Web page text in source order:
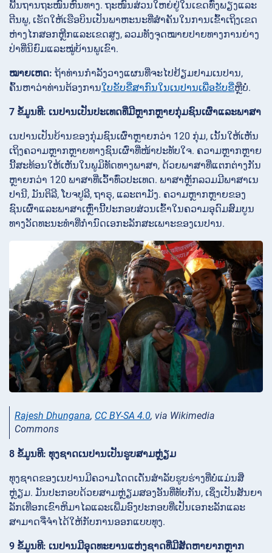
ພື້ນຖານຖະໜົນຫົນທາງ. ຖະໜົນສ່ວນໃຫຍ່ຢູ່ໃນເຂດທົ່ງພຽງແລະ
ຕີນພູ, ເຮັດໃຫ້ເຮືອບິນເປັນພາຫະນະທີ່ສໍາຄັນໃນການເຂົ້າເຖິງເຂດ
ຫ່າງໄກສອກຫຼີກແລະເຂດສູງ, ລວມທັງຈຸດໝາຍປາຍທາງການຍ່າງ
ປ່າທີ່ນິຍົມແລະໝູ່ບ້ານພູເຂົາ.
ໝາຍເຫດ: ຖ້າທ່ານກໍາລັງວາງແຜນທີ່ຈະໄປຢ້ຽມຢາມເນປານ,
ຄົ້ນຫາວ່າທ່ານຕ້ອງການໃບຂັບຂີ່ສາກົນໃນເນປານເພື່ອຂັບຂີ່ຫຼືບໍ່.
7 ຂໍ້ມູນທີ: ເນປານເປັນປະເທດທີ່ມີຫຼາກຫຼາຍກຸ່ມຊົນເຜົ່າແລະພາສາ
ເນປານເປັນບ້ານຂອງກຸ່ມຊົນເຜົ່າຫຼາຍກວ່າ 120 ກຸ່ມ, ເນັ້ນໃຫ້ເຫັນ
ເຖິງຄວາມຫຼາກຫຼາຍທາງຊົນເຜົ່າທີ່ໜ້າປະທັບໃຈ. ຄວາມຫຼາກຫຼາຍ
ນີ້ສະທ້ອນໃຫ້ເຫັນໃນພູມິທັດທາງພາສາ, ດ້ວຍພາສາທີ່ແຕກຕ່າງກັນ
ຫຼາຍກວ່າ 120 ພາສາທີ່ເວົ້າທົ່ວປະເທດ. ພາສາຫຼັກລວມມີພາສາເນ
ປານີ, ມັນຕິລີ, ໂບຈປູລີ, ຖາຣຸ, ແລະຕາມັງ. ຄວາມຫຼາກຫຼາຍຂອງ
ຊົນເຜົ່າແລະພາສາເຫຼົ່ານີ້ປະກອບສ່ວນເຂົ້າໃນຄວາມອຸດົມສົມບູນ
ທາງວັດທະນະທຳທີ່ກໍານົດເອກະລັກສະເພາະຂອງເນປານ.
Rajesh Dhungana, CC BY-SA 4.0, via Wikimedia
Commons
8 ຂໍ້ມູນທີ: ທຸງຊາດເນປານເປັນຮູບສາມຫຼ່ຽມ
ທຸງຊາດຂອງເນປານມີຄວາມໂດດເດັ່ນສໍາລັບຮູບຮ່າງທີ່ບໍ່ແມ່ນສີ່
ຫຼ່ຽມ. ມັນປະກອບດ້ວຍສາມຫຼ່ຽມສອງອັນທີ່ທັບກັນ, ເຊິ່ງເປັນສັນຍາ
ລັກເທືອກເຂົາຫິມາໄລແລະເພີ່ມອົງປະກອບທີ່ເປັນເອກະລັກແລະ
ສາມາດຈື່ຈໍາໄດ້ໃຫ້ກັບການອອກແບບທຸງ.
9 ຂໍ້ມູນທີ: ເນປານມີອຸດທະຍານແຫ່ງຊາດທີ່ມີສັດຫາຍາກຫຼາກ